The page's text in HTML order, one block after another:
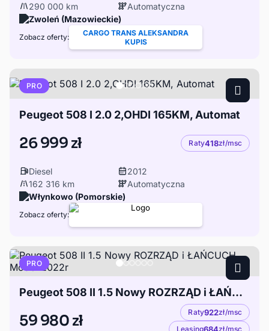
290 000 km
Automatyczna
Zwoleń (Mazowieckie)
Zobacz oferty:
CARGO TRANS ALEKSANDRA
KUPIS
PRO
Peugeot 508 I 2.0 2,OHDI 165KM, Automat
26 999 zł Raty418zł/msc
Diesel
2012
162 316 km
Automatyczna
Włynkowo (Pomorskie)
Zobacz oferty:
PRO
Peugeot 508 II 1.5 Nowy ROZRZĄD i ŁAŃCUCH Model 2022r
59 980 zł Raty922zł/msc
Leasing
zł/msc